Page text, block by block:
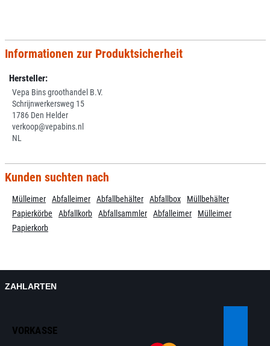
Informationen zur Produktsicherheit
Hersteller:
Vepa Bins groothandel B.V.
Schrijnwerkersweg 15
1786 Den Helder
verkoop@vepabins.nl
NL
Kunden suchten nach
Mülleimer Abfalleimer Abfallbehälter Abfallbox
Müllbehälter
Papierkörbe
Abfallkorb Abfallsammler Abfalleimer
Mülleimer
Papierkorb
ZAHLARTEN
VORKASSE